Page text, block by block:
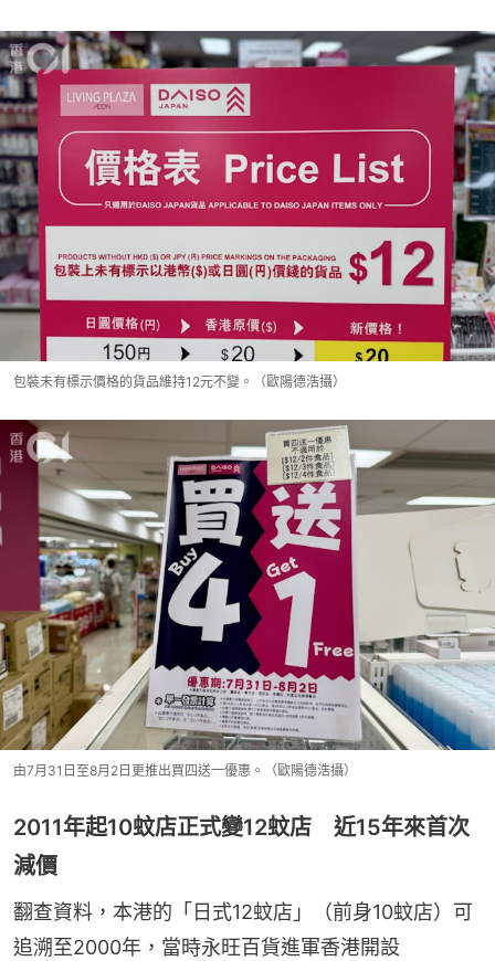
包裝未有標示價格的貨品維持12元不變。（歐陽德浩攝）
由7月31日至8月2日更推出買四送一優惠。（歐陽德浩攝）
2011年起10蚊店正式變12蚊店 近15年來首次
減價
翻查資料，本港的「日式12蚊店」（前身10蚊店）可
追溯至2000年，當時永旺百貨進軍香港開設